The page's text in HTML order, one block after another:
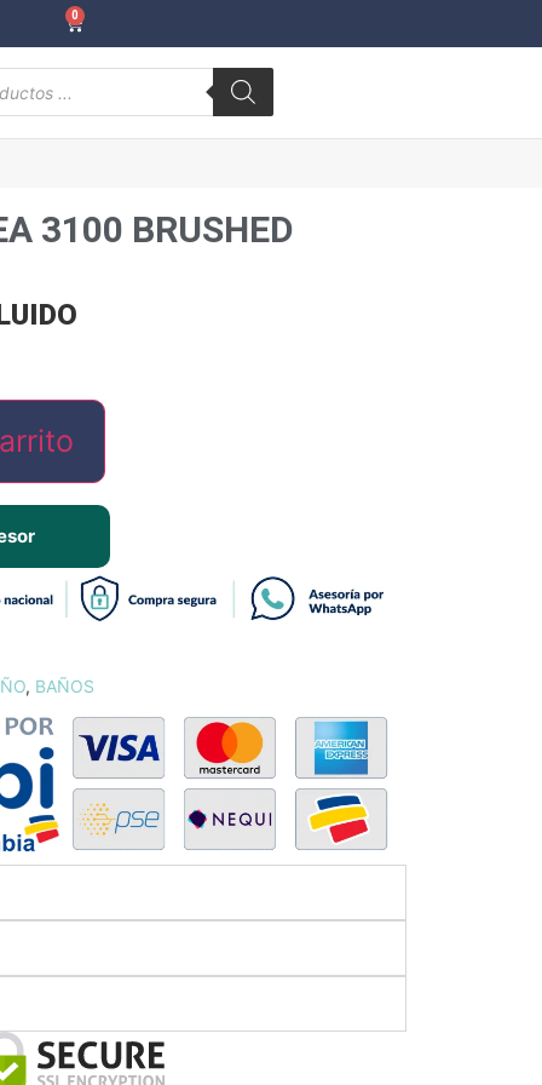
0
3100 BRUSHED
, BAÑOS